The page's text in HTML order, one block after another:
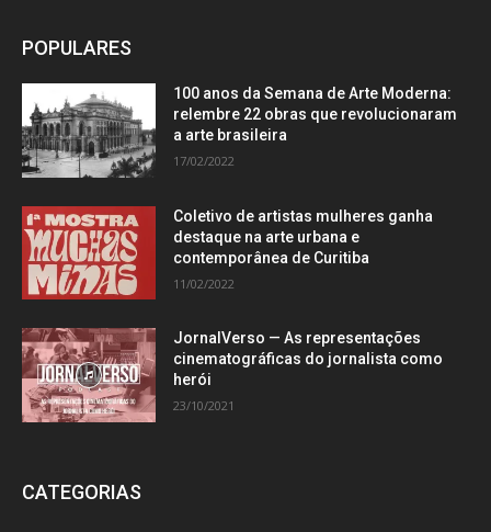
POPULARES
100 anos da Semana de Arte Moderna:
relembre 22 obras que revolucionaram
a arte brasileira
17/02/2022
Coletivo de artistas mulheres ganha
destaque na arte urbana e
contemporânea de Curitiba
11/02/2022
JornalVerso — As representações
cinematográficas do jornalista como
herói
23/10/2021
CATEGORIAS